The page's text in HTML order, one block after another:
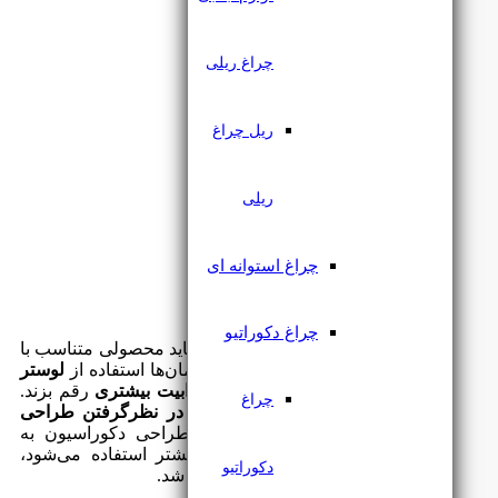
چراغ ریلی
ریل چراغ
ریلی
چراغ استوانه ای
چراغ دکوراتیو
چراغ
دکوراتیو
هر فضا دکوراسیون خاص خود را دارد و باید محصولی متناسب با
آن را خریداری کرد. مثلا در برخی ساختمان‌ها استفاده از لوستر
نسبت به چوبی می‌تواند جذابیت بیشتری رقم بزند.
انتخاب مدل لوستر های جدید مدرن
با در نظرگرفتن طراحی
شما باید انجام شود. اگر طراحی دکوراسیون به
گونه‌ای است که از طرح‌های چوبی بیشتر استفاده می‌شود،
لوستر چوبی یک گزینه ایده‌آل تلقی خواهد شد.